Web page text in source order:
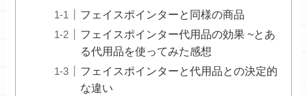
フェイスポインターと同様の商品
フェイスポインター代用品の効果 ~とあ
る代用品を使ってみた感想
フェイスポインターと代用品との決定的
な違い